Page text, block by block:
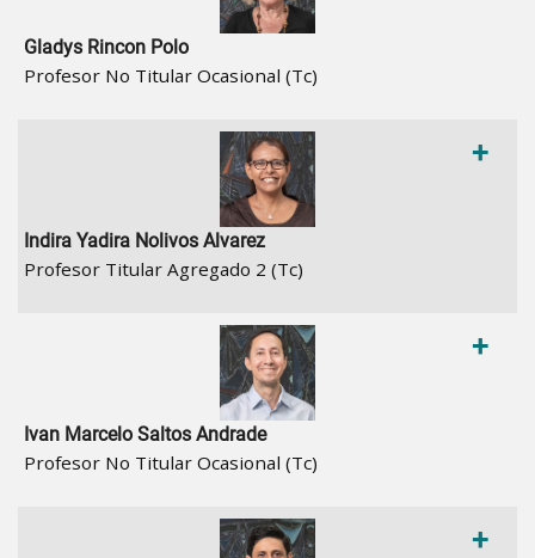
Gladys Rincon Polo
Profesor No Titular Ocasional (Tc)
Indira Yadira Nolivos Alvarez
Profesor Titular Agregado 2 (Tc)
+
Ivan Marcelo Saltos Andrade
Profesor No Titular Ocasional (Tc)
+
+